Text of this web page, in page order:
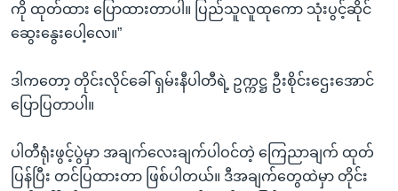
ကို ထုတ်ထား ပြောထားတာပါ။ ပြည်သူလူထုကော သုံးပွင့်ဆိုင်
ဆွေးနွေးပေါ့လေ။”
ဒါကတော့ တိုင်းလိုင်ခေါ် ရှမ်းနီပါတီရဲ့ ဥက္ကဋ္ဌ ဦးစိုင်းဌေးအောင်
ပြောပြတာပါ။
ပါတီရုံးဖွင့်ပွဲမှာ အချက်လေးချက်ပါဝင်တဲ့ ကြေညာချက် ထုတ်
ပြန်ပြီး တင်ပြထားတာ ဖြစ်ပါတယ်။ ဒီအချက်တွေထဲမှာ တိုင်း